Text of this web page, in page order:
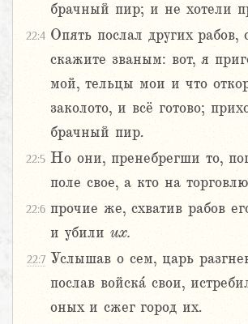
брачный пир; и не хотели
22:4 Опять послал других рабов,
скажите званым: вот, я
мой, тельцы мои и что
заколото, и всё готово;
брачный пир.
22:5 Но они, пренебрегши то,
поле свое, а кто на
22:6 прочие же, схватив рабов
и убили их.
22:7 Услышав о сем, царь
послав войска́ свои,
оных и сжег город их.